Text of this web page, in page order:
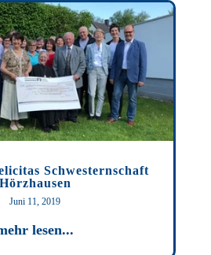
Schwesternschaft
Hörzhausen
Juni 11, 2019
lesen...